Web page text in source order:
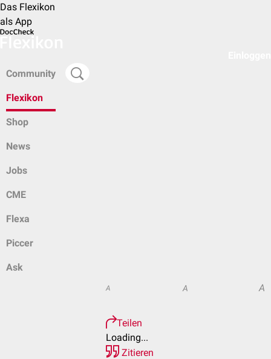
Das Flexikon
als App
Community
Flexikon
Shop
News
Jobs
CME
Flexa
Piccer
Ask
A A A
Teilen
Loading...
Zitieren